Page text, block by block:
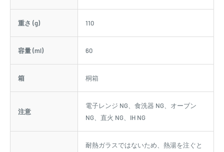
重さ (g) 110
容量 (ml) 60
箱 桐箱
注意
電子レンジ NG、食洗器 NG、オーブン
NG、直火 NG、IH NG
耐熱ガラスではないため、熱湯を注ぐと